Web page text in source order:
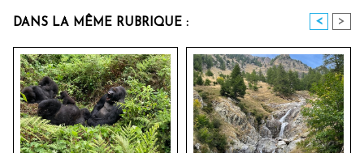
DANS LA MÊME RUBRIQUE : < >